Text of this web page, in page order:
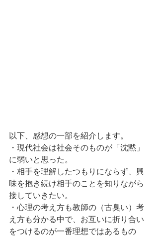
以下、感想の一部を紹介します。
・現代社会は社会そのものが「沈黙」
に弱いと思った。
・相手を理解したつもりにならず、興
味を抱き続け相手のことを知りながら
接していきたい。
・心理の考え方も教師の（古臭い）考
え方も分かる中で、お互いに折り合い
をつけるのが一番理想ではあるもの